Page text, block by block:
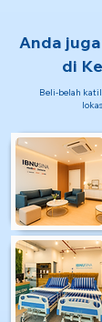
Anda
di
Beli-belah